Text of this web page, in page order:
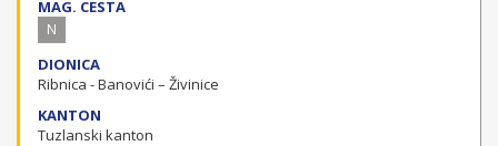
MAG. CESTA
N
DIONICA
Ribnica - Banovići – Živinice
KANTON
Tuzlanski kanton